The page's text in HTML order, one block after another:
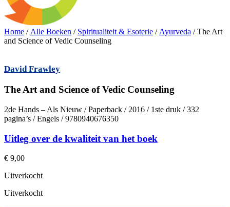
Home / Alle Boeken / Spiritualiteit & Esoterie / Ayurveda / The Art
and Science of Vedic Counseling
David Frawley
The Art and Science of Vedic Counseling
2de Hands – Als Nieuw / Paperback / 2016 / 1ste druk / 332
pagina’s / Engels / 9780940676350
Uitleg over de kwaliteit van het boek
€ 9,00
Uitverkocht
Uitverkocht